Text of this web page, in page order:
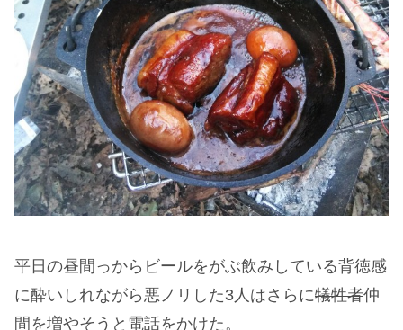
平日の昼間っからビールをがぶ飲みしている背徳感
に酔いしれながら悪ノリした3人はさらに犠牲者仲
間を増やそうと電話をかけた。